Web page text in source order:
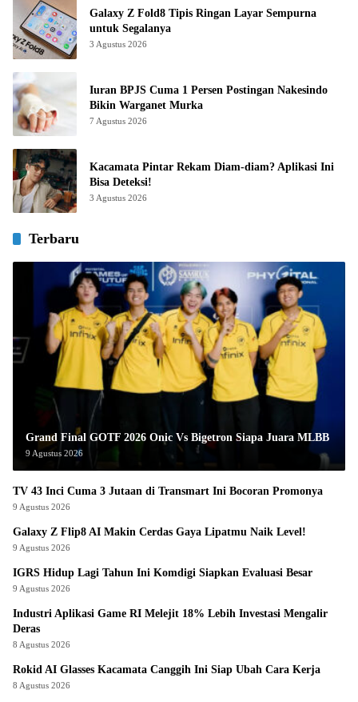
Galaxy Z Fold8 Tipis Ringan Layar Sempurna
untuk Segalanya
3 Agustus 2026
Iuran BPJS Cuma 1 Persen Postingan Nakesindo
Bikin Warganet Murka
7 Agustus 2026
Kacamata Pintar Rekam Diam-diam? Aplikasi Ini
Bisa Deteksi!
3 Agustus 2026
Terbaru
Grand Final GOTF 2026 Onic Vs Bigetron Siapa Juara MLBB
9 Agustus 2026
TV 43 Inci Cuma 3 Jutaan di Transmart Ini Bocoran Promonya
9 Agustus 2026
Galaxy Z Flip8 AI Makin Cerdas Gaya Lipatmu Naik Level!
9 Agustus 2026
IGRS Hidup Lagi Tahun Ini Komdigi Siapkan Evaluasi Besar
9 Agustus 2026
Industri Aplikasi Game RI Melejit 18% Lebih Investasi Mengalir
Deras
8 Agustus 2026
Rokid AI Glasses Kacamata Canggih Ini Siap Ubah Cara Kerja
8 Agustus 2026